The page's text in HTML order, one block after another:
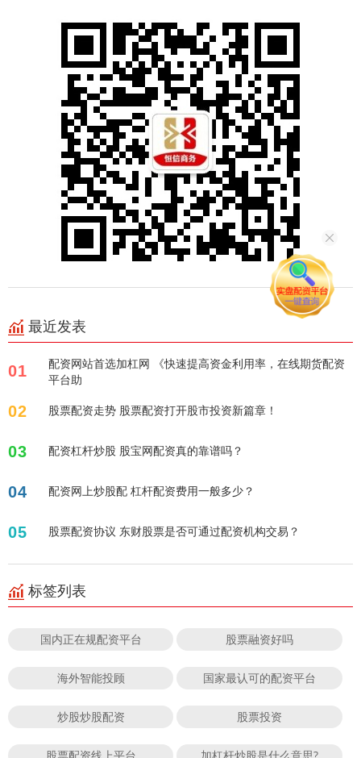
最近发表
01
配资网站首选加杠网 《快速提高资金利用率，在线期货配资
平台助
02 股票配资走势 股票配资打开股市投资新篇章！
03 配资杠杆炒股 股宝网配资真的靠谱吗？
04 配资网上炒股配 杠杆配资费用一般多少？
05 股票配资协议 东财股票是否可通过配资机构交易？
标签列表
国内正在规配资平台 股票融资好吗
海外智能投顾 国家最认可的配资平台
炒股炒股配资 股票投资